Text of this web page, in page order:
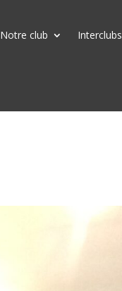
Notre club Interclubs